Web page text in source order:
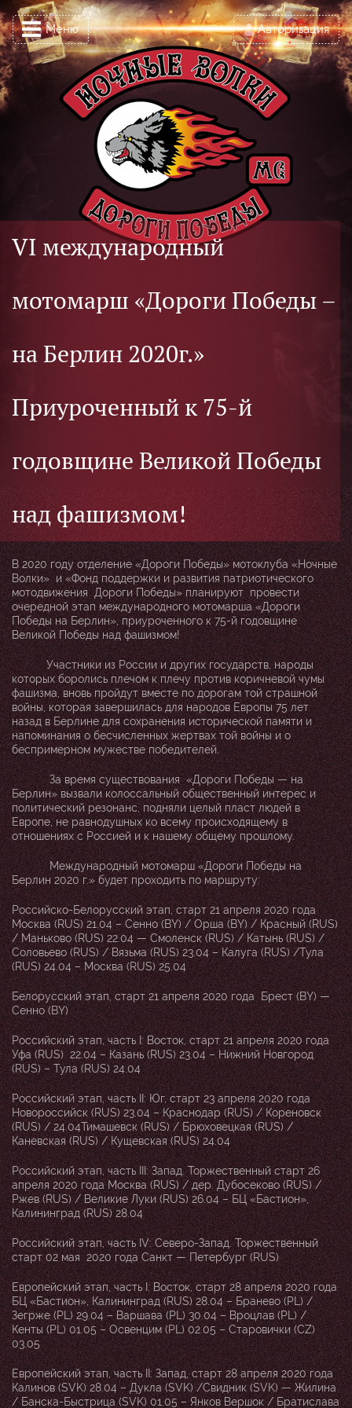
Меню Авторизация
VI международный
мотомарш «Дороги Победы –
на Берлин 2020г.»
Приуроченный к 75-й
годовщине Великой Победы
над фашизмом!
В 2020 году отделение «Дороги Победы» мотоклуба «Ночные
Волки» и «Фонд поддержки и развития патриотического
мотодвижения Дороги Победы» планируют провести
очередной этап международного мотомарша «Дороги
Победы на Берлин», приуроченного к 75-й годовщине
Великой Победы над фашизмом!
Участники из России и других государств, народы
которых боролись плечом к плечу против коричневой чумы
фашизма, вновь пройдут вместе по дорогам той страшной
войны, которая завершилась для народов Европы 75 лет
назад в Берлине для сохранения исторической памяти и
напоминания о бесчисленных жертвах той войны и о
беспримерном мужестве победителей.
За время существования «Дороги Победы — на
Берлин» вызвали колоссальный общественный интерес и
политический резонанс, подняли целый пласт людей в
Европе, не равнодушных ко всему происходящему в
отношениях с Россией и к нашему общему прошлому.
Международный мотомарш «Дороги Победы на
Берлин 2020 г.» будет проходить по маршруту:
Российско-Белорусский этап, старт 21 апреля 2020 года
Москва (RUS) 21.04 – Сенно (BY) / Орша (BY) / Красный (RUS)
/ Маньково (RUS) 22.04 — Смоленск (RUS) / Катынь (RUS) /
Соловьево (RUS) / Вязьма (RUS) 23.04 – Калуга (RUS) /Тула
(RUS) 24.04 – Москва (RUS) 25.04
Белорусский этап, старт 21 апреля 2020 года Брест (BY) —
Сенно (BY)
Российский этап, часть I: Восток, старт 21 апреля 2020 года
Уфа (RUS) 22.04 – Казань (RUS) 23.04 – Нижний Новгород
(RUS) – Тула (RUS) 24.04
Российский этап, часть II: Юг, старт 23 апреля 2020 года
Новороссийск (RUS) 23.04 – Краснодар (RUS) / Кореновск
(RUS) / 24.04Тимашевск (RUS) / Брюховецкая (RUS) /
Каневская (RUS) / Кущевская (RUS) 24.04
Российский этап, часть III: Запад. Торжественный старт 26
апреля 2020 года Москва (RUS) / дер. Дубосеково (RUS) /
Ржев (RUS) / Великие Луки (RUS) 26.04 – БЦ «Бастион»,
Калининград (RUS) 28.04
Российский этап, часть IV: Северо-Запад. Торжественный
старт 02 мая 2020 года Санкт — Петербург (RUS)
Европейский этап, часть I: Восток, старт 28 апреля 2020 года
БЦ «Бастион», Калининград (RUS) 28.04 – Бранево (PL) /
Зегрже (PL) 29.04 – Варшава (PL) 30.04 – Вроцлав (PL) /
Кенты (PL) 01.05 – Освенцим (PL) 02.05 – Старовички (CZ)
03.05
Европейский этап, часть II: Запад, старт 28 апреля 2020 года
Калинов (SVK) 28.04 – Дукла (SVK) /Свидник (SVK) — Жилина
/ Банска-Быстрица (SVK) 01.05 – Янков Вершок / Братислава